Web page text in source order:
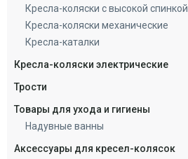
Кресла-коляски с высокой спинкой
Кресла-коляски механические
Кресла-каталки
Кресла-коляски электрические
Трости
Товары для ухода и гигиены
Надувные ванны
Аксессуары для кресел-колясок